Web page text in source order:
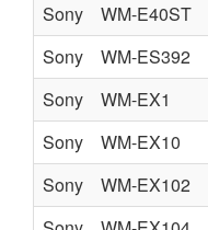
Sony
WM-E40ST
Sony
WM-ES392
Sony
WM-EX1
Sony
WM-EX10
Sony
WM-EX102